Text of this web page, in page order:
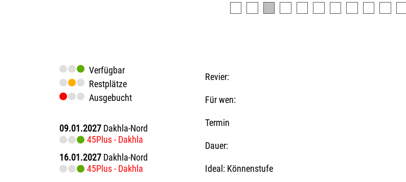
Verfügbar
Restplätze
Ausgebucht
09.01.2027 Dakhla-Nord
45Plus - Dakhla
16.01.2027 Dakhla-Nord
45Plus - Dakhla
Revier:
Für wen:
Termin
Dauer:
Ideal: Könnenstufe